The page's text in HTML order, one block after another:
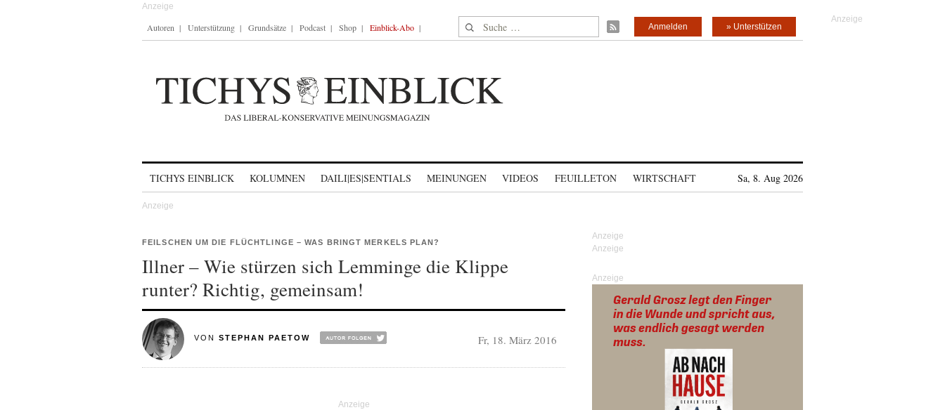
Autoren Unterstützung Grundsätze Podcast Shop Einblick-Abo Suche nach: » Unterstützen
Anmelden
TICHYS EINBLICK KOLUMNEN DAILI|ES|SENTIALS MEINUNGEN VIDEOS FEUILLETON WIRTSCHAFT Sa, 8. Aug 2026
FEILSCHEN UM DIE FLÜCHTLINGE – WAS BRINGT MERKELS PLAN?
Illner – Wie stürzen sich Lemminge die Klippe
runter? Richtig, gemeinsam!
VON STEPHAN PAETOW Fr, 18. März 2016
Anzeige